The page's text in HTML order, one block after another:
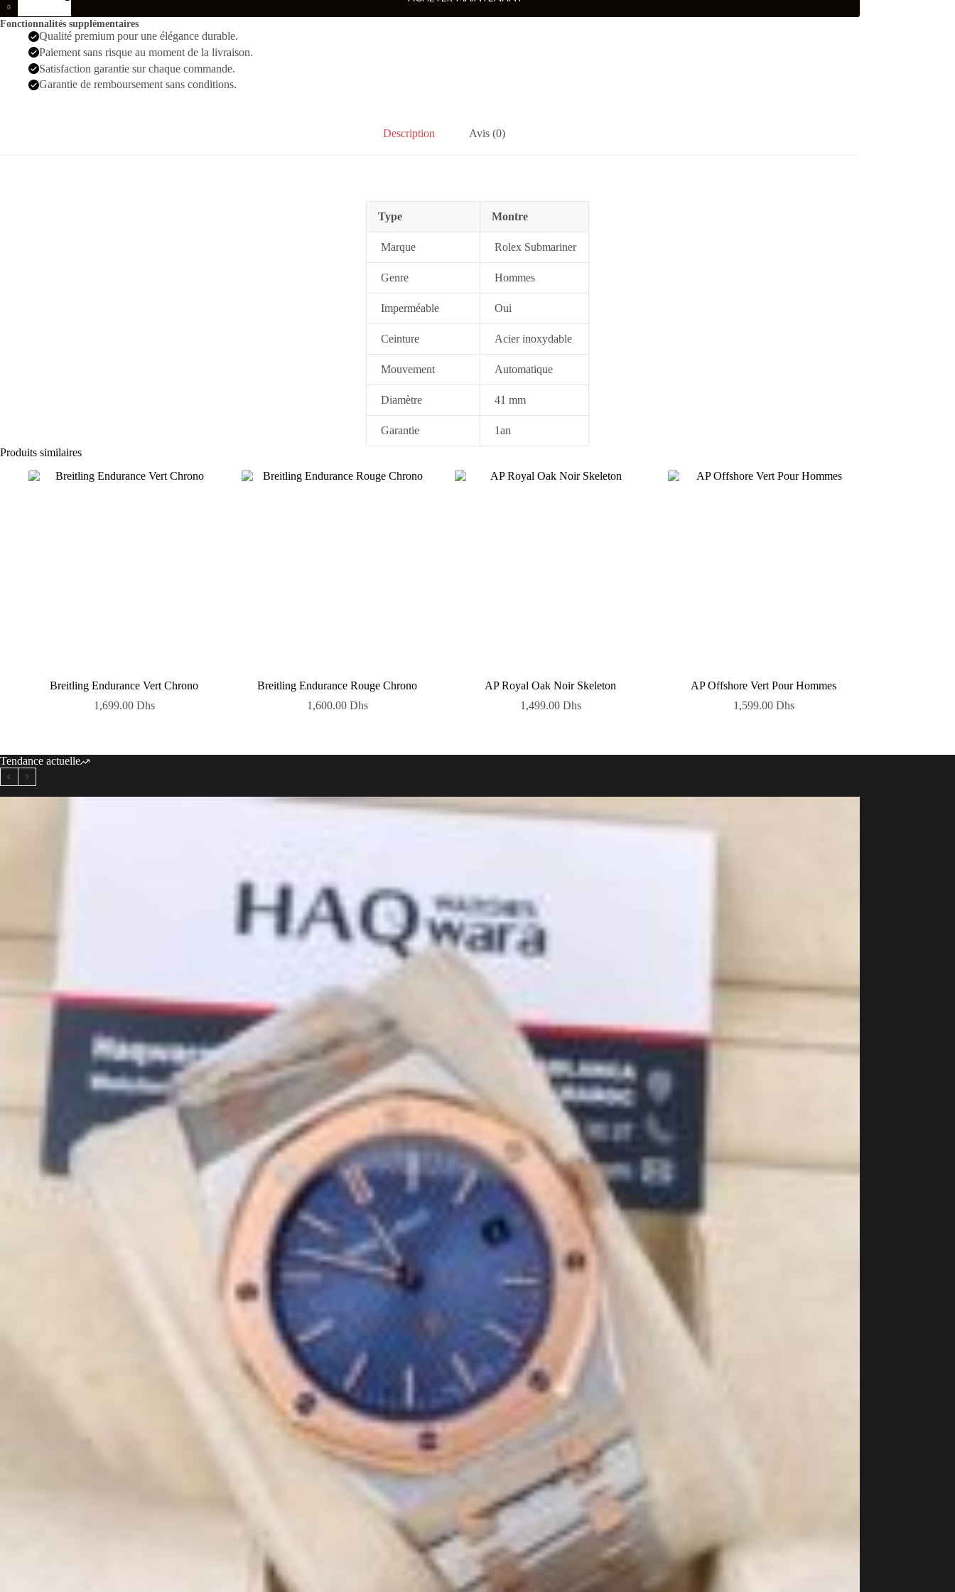
Submariner
Date
Argente
Fonctionnalités supplémentaires
Qualité premium pour une élégance durable.
Paiement sans risque au moment de la livraison.
Satisfaction garantie sur chaque commande.
Garantie de remboursement sans conditions.
Description Avis (0)
Type Montre
Marque Rolex Submariner
Genre Hommes
Imperméable Oui
Ceinture Acier inoxydable
Mouvement Automatique
Diamètre 41 mm
Garantie
1an
Produits similaires
Breitling Endurance Vert Chrono
1,699.00 Dhs
Breitling Endurance Rouge Chrono
1,600.00 Dhs
AP Royal Oak Noir Skeleton
1,499.00 Dhs
AP Offshore Vert Pour Hommes
1,599.00 Dhs
Tendance actuelle